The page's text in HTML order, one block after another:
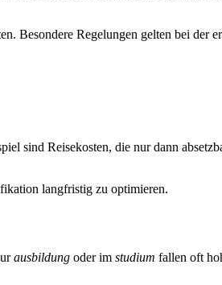
Besondere Regelungen gelten bei der
sind Reisekosten, die nur dann
langfristig zu optimieren.
ausbildung oder im studium fallen oft